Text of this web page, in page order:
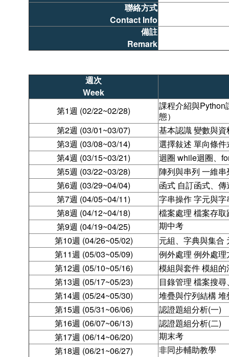
聯絡方式
Contact Info
備註
Remark
週次
Week
第1週 (02/22~02/28)
課程介紹與Python
態）
第2週 (03/01~03/07)
基本認識 變數與
第3週 (03/08~03/14)
選擇敍述 單向條
第4週 (03/15~03/21)
迴圈 while迴圈、
第5週 (03/22~03/28)
陣列與串列 一維
第6週 (03/29~04/04)
函式 自訂函式、
第7週 (04/05~04/11)
字串操作 字元與
第8週 (04/12~04/18)
檔案處理 檔案存
第9週 (04/19~04/25)
期中考
第10週 (04/26~05/02)
元組、字典與集合
第11週 (05/03~05/09)
例外處理 例外處
第12週 (05/10~05/16)
模組與套件 模組
第13週 (05/17~05/23)
目錄管理 檔案搜
第14週 (05/24~05/30)
堆疊與佇列結構 堆
第15週 (05/31~06/06)
認證題組分析(一)
第16週 (06/07~06/13)
認證題組分析(二)
第17週 (06/14~06/20)
期末考
第18週 (06/21~06/27)
非同步輔助教學